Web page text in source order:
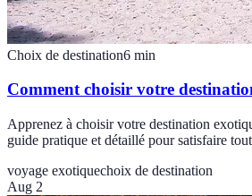
Choix de destination6 min
Comment choisir votre
Apprenez à choisir votre destination
guide pratique et détaillé pour satisfaire
voyage exotiquechoix de destination
Aug 2